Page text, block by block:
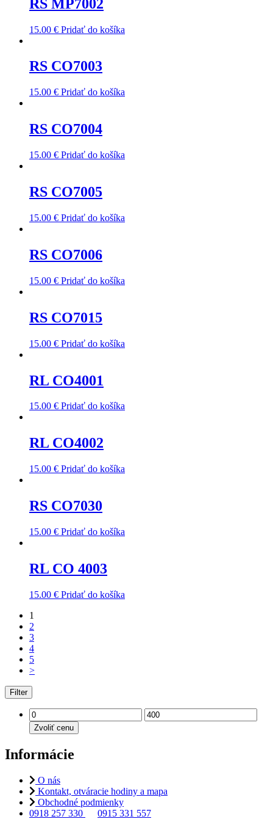
RS MP7002
15.00 € Pridať do košíka
RS CO7003
15.00 € Pridať do košíka
RS CO7004
15.00 € Pridať do košíka
RS CO7005
15.00 € Pridať do košíka
RS CO7006
15.00 € Pridať do košíka
RS CO7015
15.00 € Pridať do košíka
RL CO4001
15.00 € Pridať do košíka
RL CO4002
15.00 € Pridať do košíka
RS CO7030
15.00 € Pridať do košíka
RL CO 4003
15.00 € Pridať do košíka
1
2
3
4
5
>
Filter
Zvoliť cenu
Informácie
O nás
Kontakt, otváracie hodiny a mapa
Obchodné podmienky
0918 257 330
0915 331 557